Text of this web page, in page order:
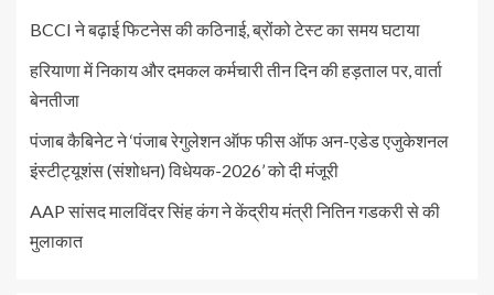
BCCI ने बढ़ाई फिटनेस की कठिनाई, ब्रोंको टेस्ट का समय घटाया
हरियाणा में निकाय और दमकल कर्मचारी तीन दिन की हड़ताल पर, वार्ता
बेनतीजा
पंजाब कैबिनेट ने ‘पंजाब रेगुलेशन ऑफ फीस ऑफ अन-एडेड एजुकेशनल
इंस्टीट्यूशंस (संशोधन) विधेयक-2026’ को दी मंजूरी
AAP सांसद मालविंदर सिंह कंग ने केंद्रीय मंत्री नितिन गडकरी से की
मुलाकात